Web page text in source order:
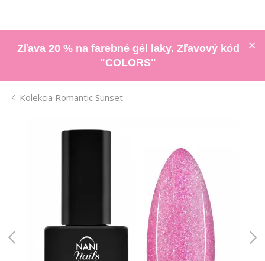
Zľava 20 % na farebné gél laky. Zľavový kód
"COLORS"
Kolekcia Romantic Sunset